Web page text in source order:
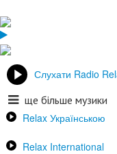
Слухати Radio
ще більше музики
Relax Українською
Relax International